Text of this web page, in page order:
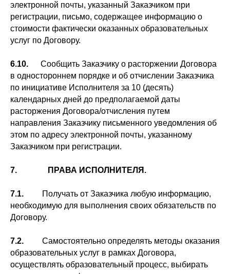
электронной почты, указанный Заказчиком при
регистрации, письмо, содержащее информацию о
стоимости фактически оказанных образовательных
услуг по Договору.
6.10. Сообщить Заказчику о расторжении Договора
в одностороннем порядке и об отчислении Заказчика
по инициативе Исполнителя за 10 (десять)
календарных дней до предполагаемой даты
расторжения Договора/отчисления путем
направления Заказчику письменного уведомления об
этом по адресу электронной почты, указанному
Заказчиком при регистрации.
7. ПРАВА ИСПОЛНИТЕЛЯ.
7.1.
Получать от Заказчика любую информацию,
необходимую для выполнения своих обязательств по
Договору.
7.2. Самостоятельно определять методы оказания
образовательных услуг в рамках Договора,
осуществлять образовательный процесс, выбирать